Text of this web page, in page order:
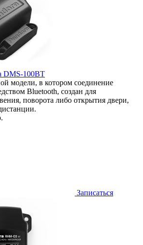
DMS-100BT
модели, в котором соединение
Bluetooth, создан для
поворота либо открытия двери,
Записаться